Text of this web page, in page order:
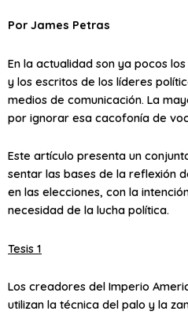
Por James Petras
En la actualidad son ya pocos
y los escritos de los líderes
medios de comunicación. La
por ignorar esa cacofonía de
Este artículo presenta un
sentar las bases de la reflexión
en las elecciones, con la
necesidad de la lucha política.
Tesis 1
Los creadores del Imperio
utilizan la técnica del palo y la